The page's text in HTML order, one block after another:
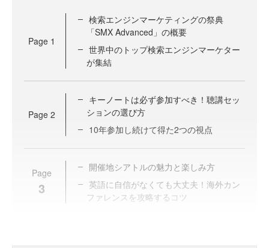
Page 1
検索エンジンマーケティングの祭典
「SMX Advanced」の概要
世界中のトップ検索エンジンマーケター
が集結
Page 2
キーノートは必ず参加すべき！聴講セッ
ションの選び方
10年参加し続けて得た2つの視点
Page
3
開催地シアトルの魅力と楽しみ方
英語に自信がなくても大丈夫！海外カン
ファレンスを攻略するコツ